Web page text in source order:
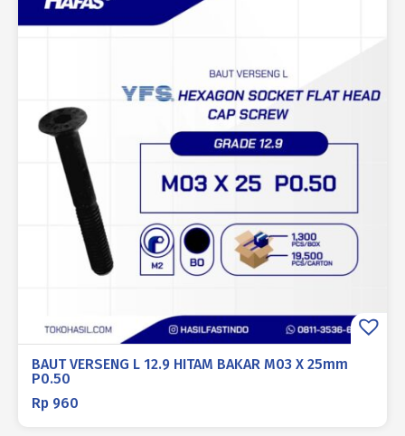
BAUT VERSENG L 12.9 HITAM BAKAR M03 X 25mm
P0.50
Rp 960